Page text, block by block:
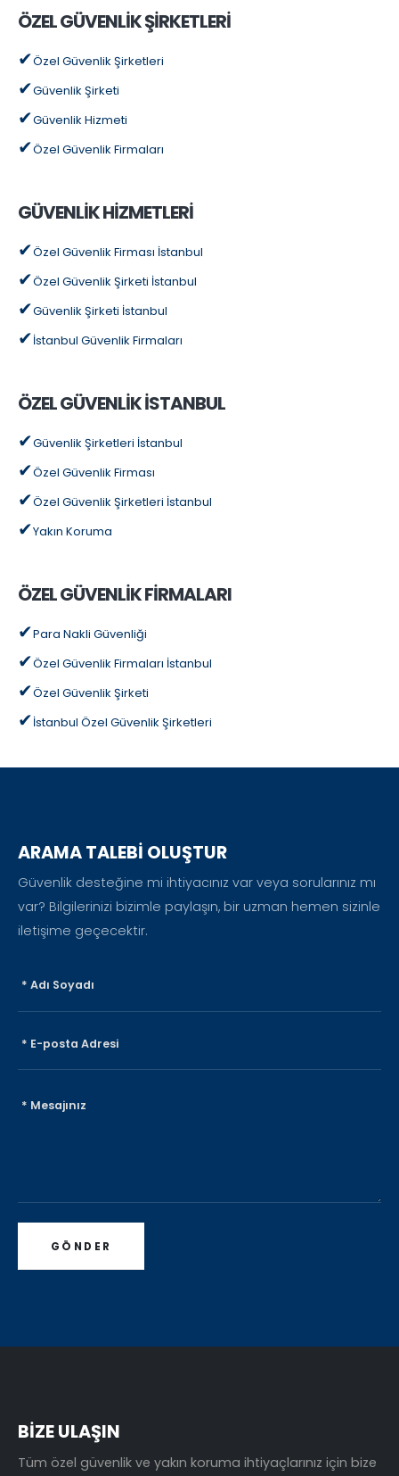
ÖZEL GÜVENLİK ŞİRKETLERİ
Özel Güvenlik Şirketleri
Güvenlik Şirketi
Güvenlik Hizmeti
Özel Güvenlik Firmaları
GÜVENLİK HİZMETLERİ
Özel Güvenlik Firması İstanbul
Özel Güvenlik Şirketi İstanbul
Güvenlik Şirketi İstanbul
İstanbul Güvenlik Firmaları
ÖZEL GÜVENLİK İSTANBUL
Güvenlik Şirketleri İstanbul
Özel Güvenlik Firması
Özel Güvenlik Şirketleri İstanbul
Yakın Koruma
ÖZEL GÜVENLİK FİRMALARI
Para Nakli Güvenliği
Özel Güvenlik Firmaları İstanbul
Özel Güvenlik Şirketi
İstanbul Özel Güvenlik Şirketleri
ARAMA TALEBİ OLUŞTUR
Güvenlik desteğine mi ihtiyacınız var veya sorularınız mı
var? Bilgilerinizi bizimle paylaşın, bir uzman hemen sizinle
iletişime geçecektir.
BİZE ULAŞIN
Tüm özel güvenlik ve yakın koruma ihtiyaçlarınız için bize